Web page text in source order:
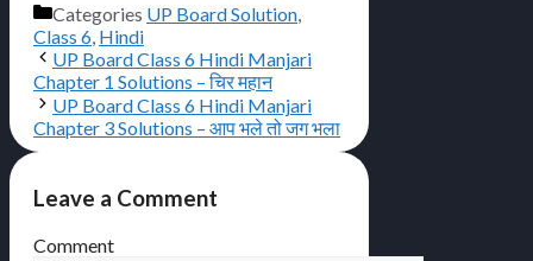
Categories UP Board Solution
Class 6 Hindi
UP Board Class 6 Hindi Manjari
Chapter 1 Solutions – चिर महान
UP Board Class 6 Hindi Manjari
Chapter 3 Solutions – आप भले तो जग भला
Leave a Comment
Comment